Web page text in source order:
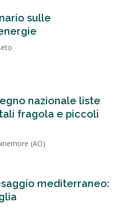
sulle
nazionale liste
fragola e piccoli
(AO)
mediterraneo: